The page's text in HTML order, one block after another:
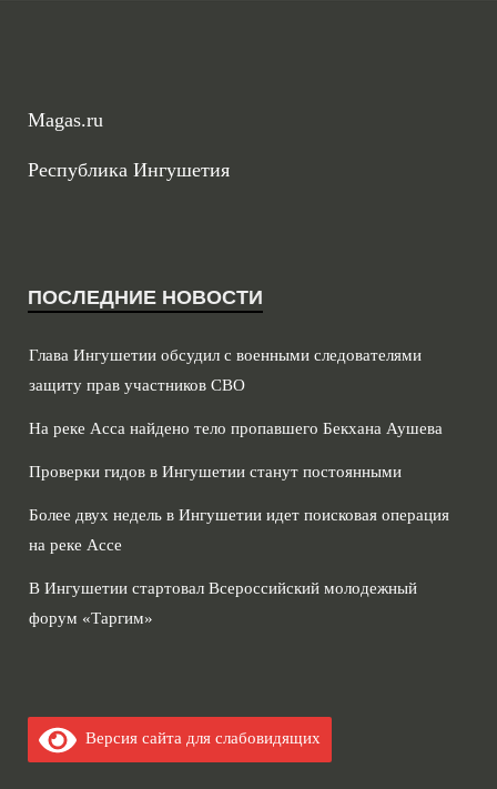
Magas.ru
Республика Ингушетия
ПОСЛЕДНИЕ НОВОСТИ
Глава Ингушетии обсудил с военными следователями
защиту прав участников СВО
На реке Асса найдено тело пропавшего Бекхана Аушева
Проверки гидов в Ингушетии станут постоянными
Более двух недель в Ингушетии идет поисковая операция
на реке Ассе
В Ингушетии стартовал Всероссийский молодежный
форум «Таргим»
Версия сайта для слабовидящих